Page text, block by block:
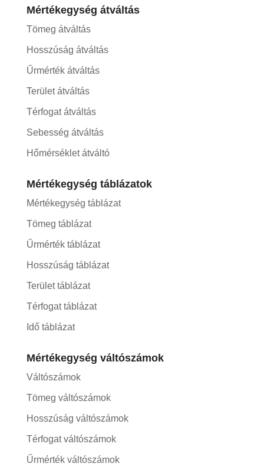
Mértékegység átváltás
Tömeg átváltás
Hosszúság átváltás
Űrmérték átváltás
Terület átváltás
Térfogat átváltás
Sebesség átváltás
Hőmérséklet átváltó
Mértékegység táblázatok
Mértékegység táblázat
Tömeg táblázat
Űrmérték táblázat
Hosszúság táblázat
Terület táblázat
Térfogat táblázat
Idő táblázat
Mértékegység váltószámok
Váltószámok
Tömeg váltószámok
Hosszúság váltószámok
Térfogat váltószámok
Űrmérték váltószámok